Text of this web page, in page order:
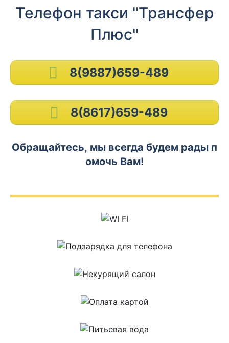
Телефон такси "Трансфер
Плюс"
8(9887)659-489
8(8617)659-489
Обращайтесь, мы всегда будем рады п
омочь Вам!